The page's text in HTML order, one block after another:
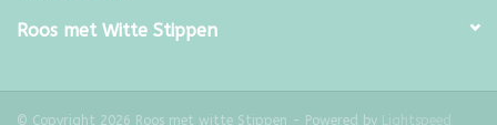
Roos met Witte Stippen
© Copyright 2026 Roos met witte Stippen - Powered by Lightspeed